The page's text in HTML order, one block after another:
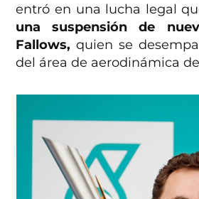
entró en una lucha legal
una suspensión de
Fallows, quien se
del área de aerodinámica